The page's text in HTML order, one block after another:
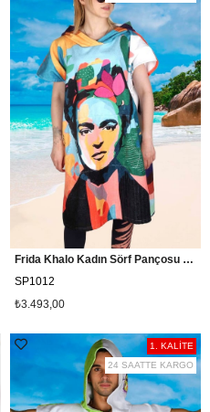
Frida Khalo Kadın Sörf Pançosu Snowsea SP1010
SP1012
₺3.493,00
1. KALİTE
24 SAATTE KARGO